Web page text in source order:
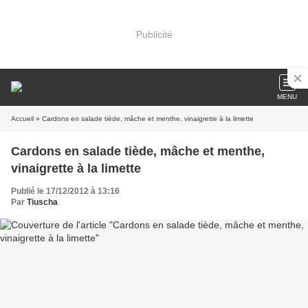
Publicité
MENU
Accueil » Cardons en salade tiède, mâche et menthe, vinaigrette à la limette
Cardons en salade tiède, mâche et menthe,
vinaigrette à la limette
Publié le 17/12/2012 à 13:16
Par Tiuscha